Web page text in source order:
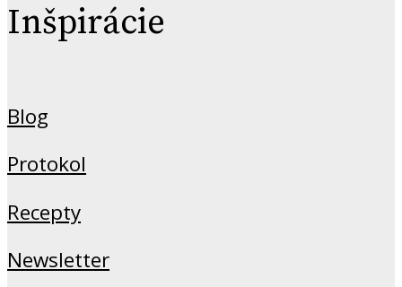
Inšpirácie
Blog
Protokol
Recepty
Newsletter